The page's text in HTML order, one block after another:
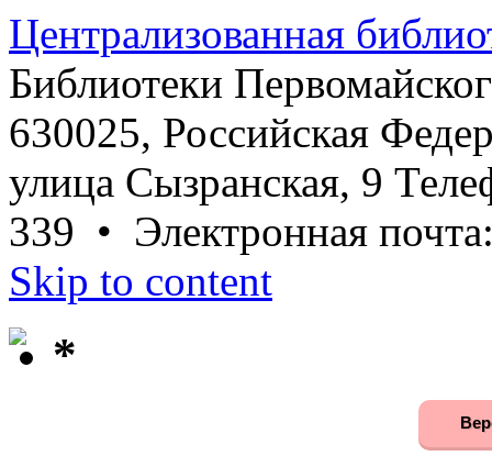
Централизованная
Библиотеки
630025, Российская
улица Сызранская, 9
339 • Электронная
Skip to content
*